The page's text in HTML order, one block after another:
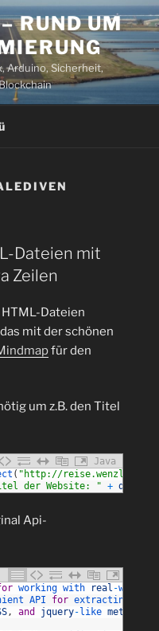
RUND UM
Arduino, Sicherheit,
Dateien mit
Zeilen
Dateien
mit der schönen
für den
um z.B. den Titel
Java
( "http://
der Website: " + doc
Api-
working with real -world
API for extracting
, and jquery-like methods